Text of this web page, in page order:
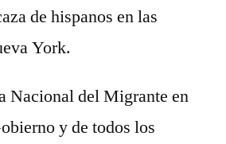
de hispanos en las
York.
Nacional del Migrante en
y de todos los